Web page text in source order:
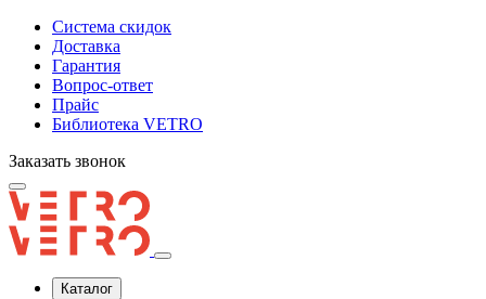
Система скидок
Доставка
Гарантия
Вопрос-ответ
Прайс
Библиотека VETRO
Заказать звонок
Каталог